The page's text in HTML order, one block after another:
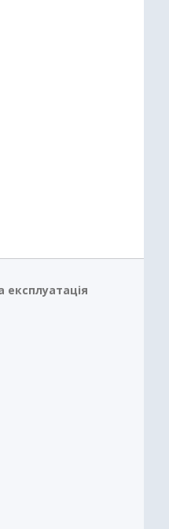
експлуатація